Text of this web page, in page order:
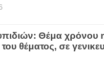
Θέμα χρόνου
θέματος, σε